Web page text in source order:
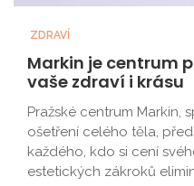
ZDRAVÍ
Markin je centrum
vaše zdraví i krásu
Pražské centrum Markin,
ošetření celého těla,
každého, kdo si cení
estetických zákroků